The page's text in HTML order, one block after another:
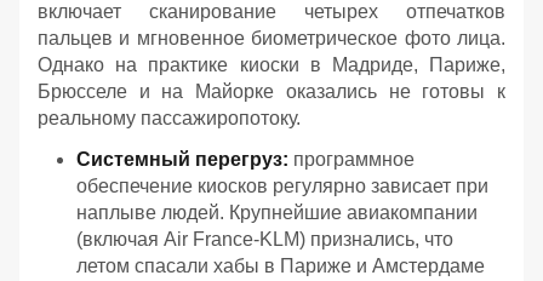
включает сканирование четырех отпечатков
пальцев и мгновенное биометрическое фото лица.
Однако на практике киоски в Мадриде, Париже,
Брюсселе и на Майорке оказались не готовы к
реальному пассажиропотоку.
Системный перегруз: программное
обеспечение киосков регулярно зависает при
наплыве людей. Крупнейшие авиакомпании
(включая Air France-KLM) признались, что
летом спасали хабы в Париже и Амстердаме